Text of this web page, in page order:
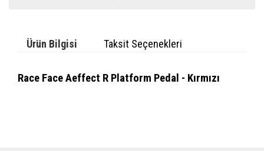
Ürün Bilgisi Taksit Seçenekleri
Race Face Aeffect R Platform Pedal - Kırmızı